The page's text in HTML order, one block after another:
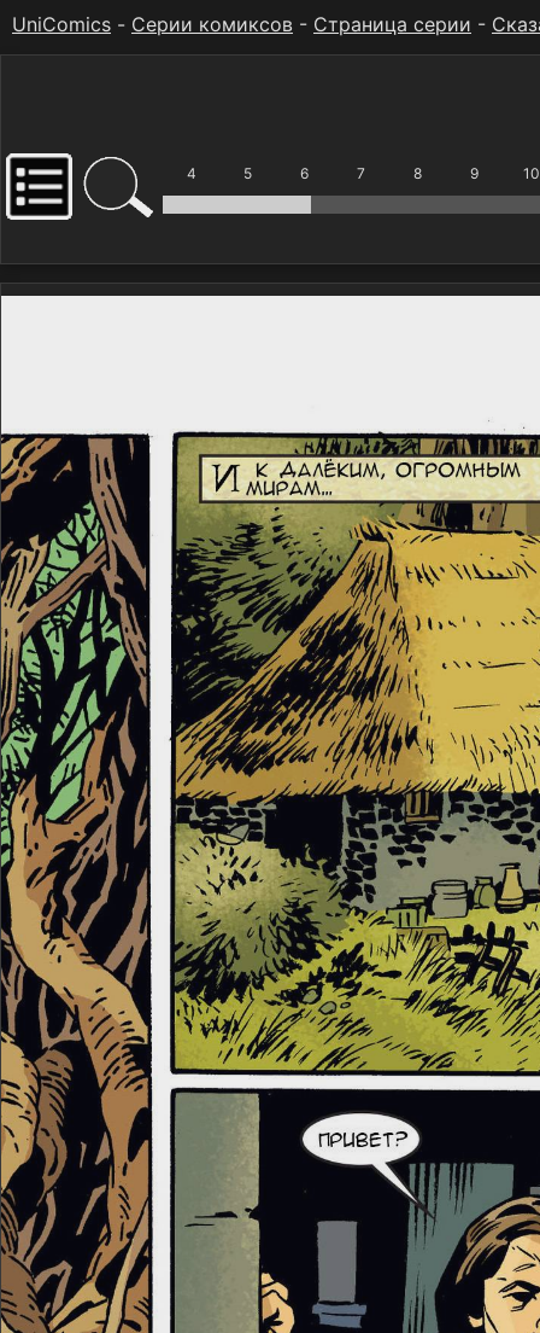
UniComics - Серии комиксов - Страница серии -
4 5 6 7 8 9 10